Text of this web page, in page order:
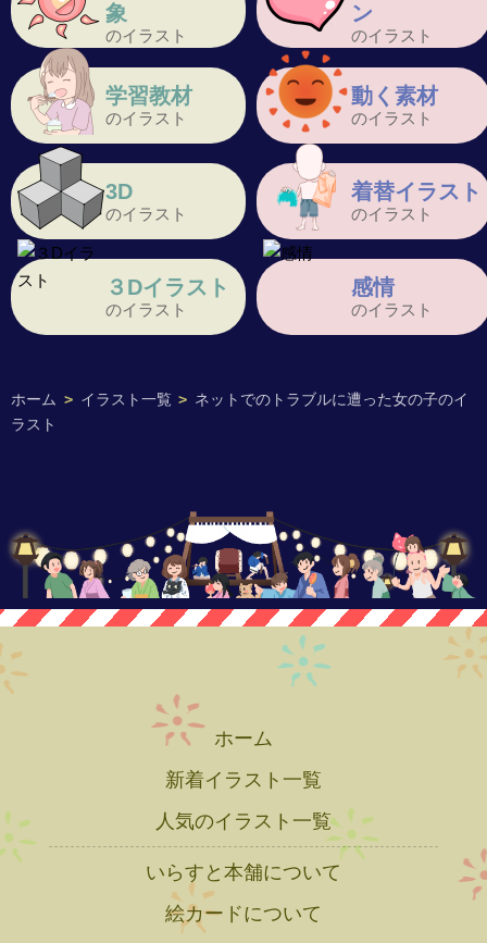
ホーム > イラスト一覧 > ネットでのトラブルに遭った女の子のイ
ラスト
象
のイラスト
ン
のイラスト
学習教材
のイラスト
動く素材
のイラスト
3D
のイラスト
着替イラスト
のイラスト
３Dイラスト
のイラスト
感情
のイラスト
ホーム
新着イラスト一覧
人気のイラスト一覧
いらすと本舗について
絵カードについて